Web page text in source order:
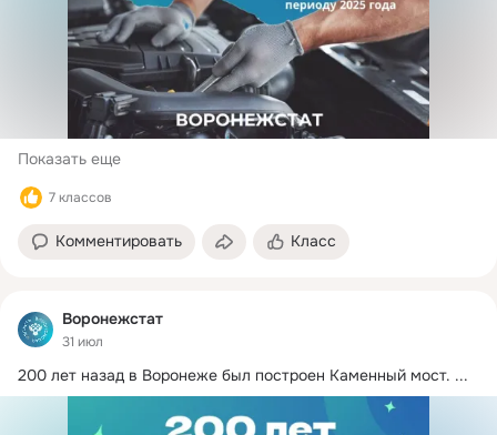
Показать еще
7 классов
Комментировать Класс
Воронежстат
31 июл
200 лет назад в Воронеже был построен Каменный мост. ...